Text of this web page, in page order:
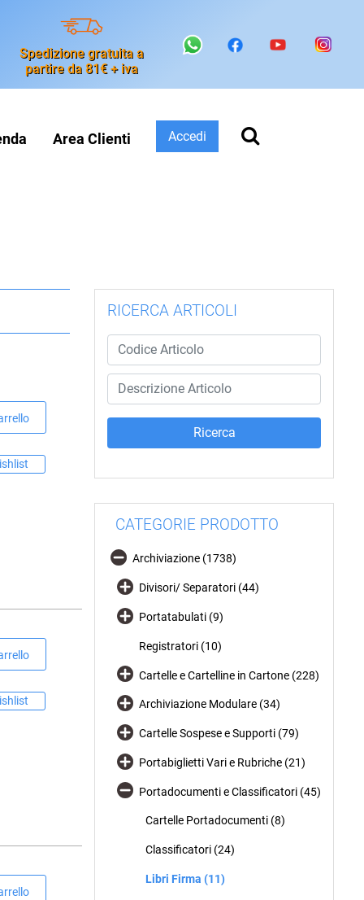
Spedizione gratuita a
partire da 81€ + iva
Area Clienti Accedi
RICERCA ARTICOLI
CATEGORIE PRODOTTO
Archiviazione (1738)
Divisori/ Separatori (44)
Portatabulati (9)
Registratori (10)
Cartelle e Cartelline in Cartone (228)
Archiviazione Modulare (34)
Cartelle Sospese e Supporti (79)
Portabiglietti Vari e Rubriche (21)
Portadocumenti e Classificatori (45)
Cartelle Portadocumenti (8)
Classificatori (24)
Libri Firma (11)